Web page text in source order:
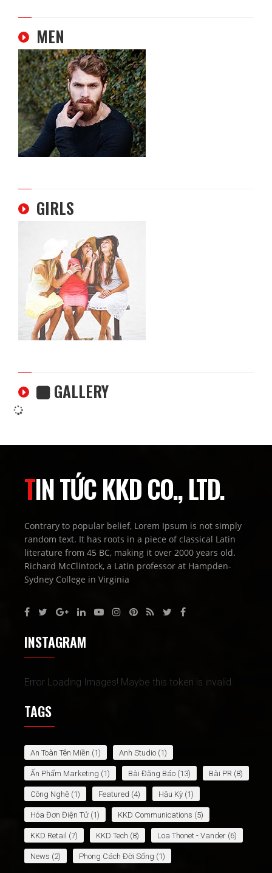
MEN
GIRLS
GALLERY
TIN TỨC KKD CO., LTD.
Contrary to popular belief, Lorem Ipsum is not simply
random text. It has roots in a piece of classical Latin
literature from 45 BC, making it over 2000 years old.
Richard McClintock, a Latin professor at Hampden-
Sydney College in Virginia
INSTAGRAM
Error Loading Images! Maybe this token is invalid.
TAGS
An Toàn Tên Miền (1) Anh Studio (1)
Ấn Phẩm Marketing (1) Bài Đăng Báo (13) Bài PR (8)
Công Nghệ (1) Featured (4) Hậu Kỳ (1)
Hóa Đơn Điện Tử (1) KKD Communications (5)
KKD Retail (7) KKD Tech (8) Loa Thonet - Vander (6)
News (2) Phong Cách Đời Sống (1)